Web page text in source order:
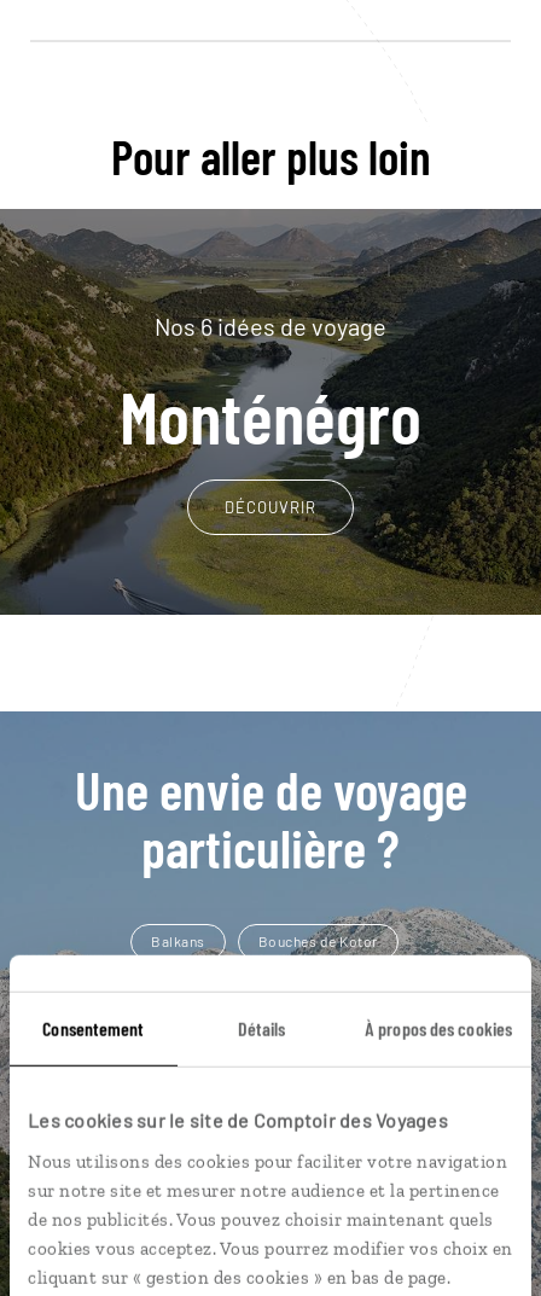
Consentement Détails À propos des cookies
Les cookies sur le site de Comptoir des Voyages
Nous utilisons des cookies pour faciliter votre navigation
sur notre site et mesurer notre audience et la pertinence
de nos publicités. Vous pouvez choisir maintenant quels
cookies vous acceptez. Vous pourrez modifier vos choix en
cliquant sur « gestion des cookies » en bas de page.
Pour aller plus loin
Nos 6 idées de voyage
Monténégro
DÉCOUVRIR
Une envie de voyage
particulière ?
Balkans Bouches de Kotor
Cathédrale Saint-Tryphon Forteresse Saint Jean
Îlot de Sveti Djordje Lac de Skadar Lac Biograd
Black Lake
Catherine,